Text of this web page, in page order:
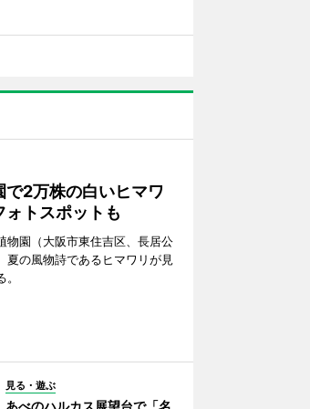
で2万株の白いヒマワ
トスポットも
物園（大阪市東住吉区、長居公
夏の風物詩であるヒマワリが見
見る・遊ぶ
あべのハルカス展望台で「名